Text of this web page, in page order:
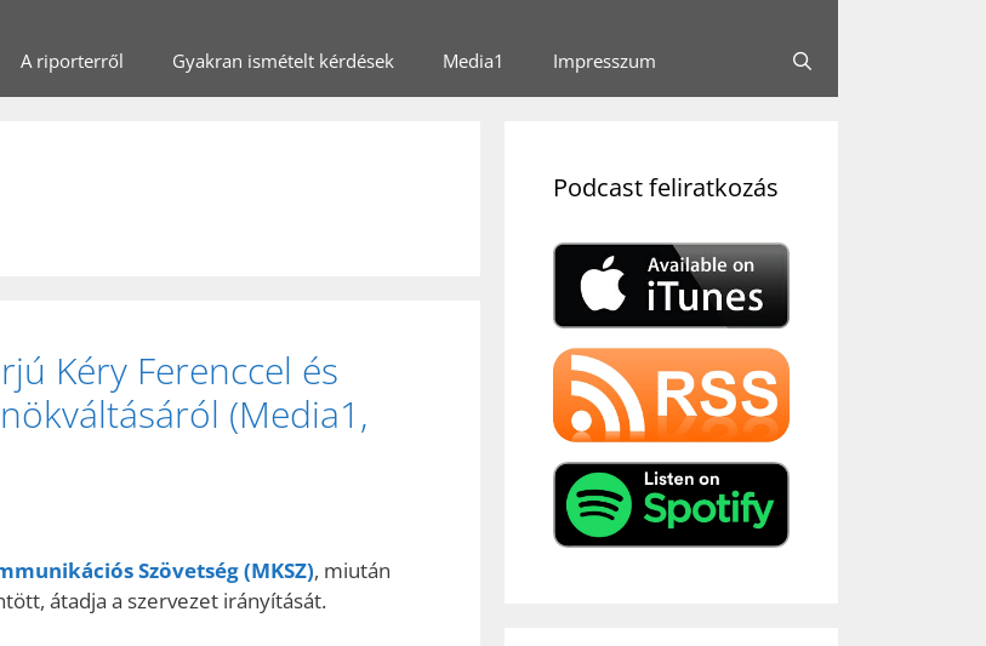
A riporterről Gyakran ismételt kérdések Media1 Impresszum
Kéry Ferenccel és
(Media1,
Szövetség (MKSZ), miután
átadja a szervezet irányítását.
Podcast feliratkozás